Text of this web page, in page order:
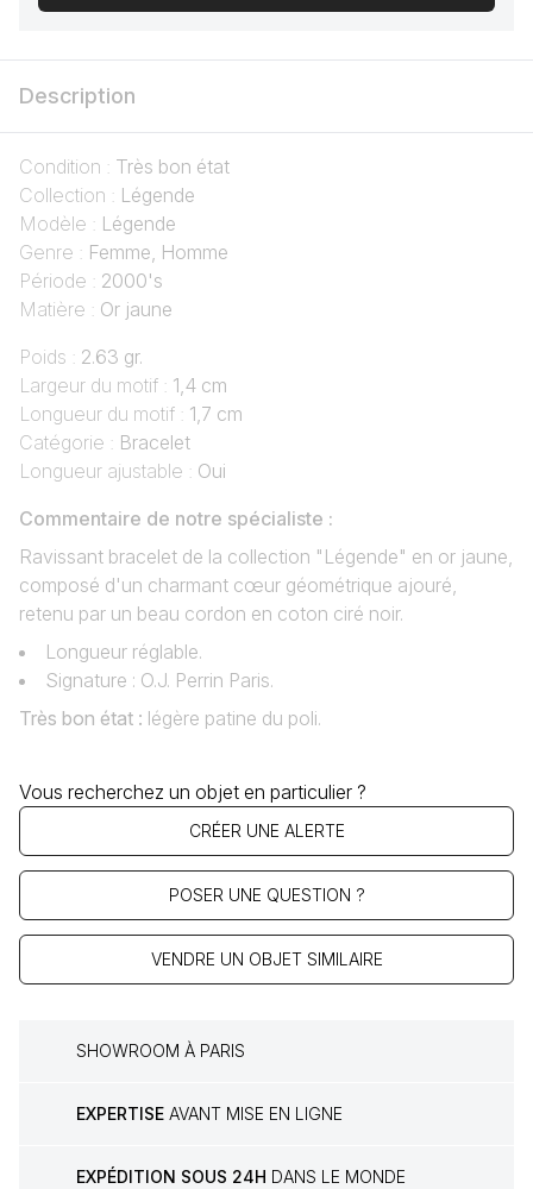
Description
Condition : Très bon état
Collection : Légende
Modèle : Légende
Genre : Femme, Homme
Période : 2000's
Matière : Or jaune
Poids : 2.63 gr.
Largeur du motif : 1,4 cm
Longueur du motif : 1,7 cm
Catégorie : Bracelet
Longueur ajustable : Oui
Commentaire de notre spécialiste :
Ravissant bracelet de la collection "Légende" en or jaune,
composé d'un charmant cœur géométrique ajouré,
retenu par un beau cordon en coton ciré noir.
Longueur réglable.
Signature : O.J. Perrin Paris.
Très bon état : légère patine du poli.
Vous recherchez un objet en particulier ?
CRÉER UNE ALERTE
POSER UNE QUESTION ?
VENDRE UN OBJET SIMILAIRE
SHOWROOM À PARIS
EXPERTISE AVANT MISE EN LIGNE
EXPÉDITION SOUS 24H DANS LE MONDE